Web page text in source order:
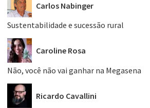
Carlos Nabinger
Sustentabilidade e sucessão rural
Caroline Rosa
Não, você não vai ganhar na Megasena
Ricardo Cavallini